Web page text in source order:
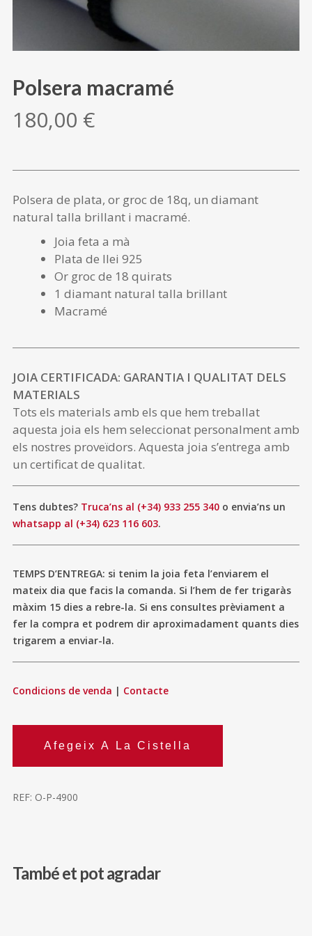
Polsera macramé
180,00 €
Polsera de plata, or groc de 18q, un diamant
natural talla brillant i macramé.
Joia feta a mà
Plata de llei 925
Or groc de 18 quirats
1 diamant natural talla brillant
Macramé
JOIA CERTIFICADA: GARANTIA I QUALITAT DELS
MATERIALS
Tots els materials amb els que hem treballat
aquesta joia els hem seleccionat personalment amb
els nostres proveïdors. Aquesta joia s’entrega amb
un certificat de qualitat.
Tens dubtes? Truca’ns al (+34) 933 255 340 o envia’ns un
whatsapp al (+34) 623 116 603.
TEMPS D’ENTREGA: si tenim la joia feta l’enviarem el
mateix dia que facis la comanda. Si l’hem de fer trigaràs
màxim 15 dies a rebre-la. Si ens consultes prèviament a
fer la compra et podrem dir aproximadament quants dies
trigarem a enviar-la.
Condicions de venda | Contacte
Afegeix A La Cistella
REF: O-P-4900
També et pot agradar